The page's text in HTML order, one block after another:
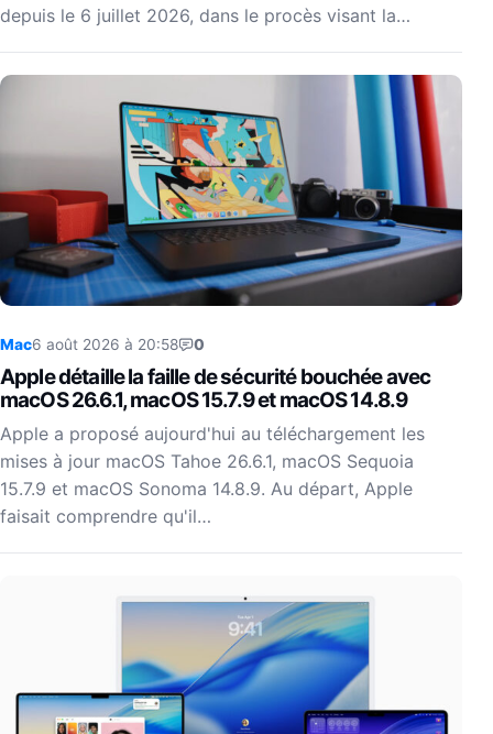
depuis le 6 juillet 2026, dans le procès visant la…
Mac6 août 2026 à 20:58 0
Apple détaille la faille de sécurité bouchée avec
macOS 26.6.1, macOS 15.7.9 et macOS 14.8.9
Apple a proposé aujourd'hui au téléchargement les
mises à jour macOS Tahoe 26.6.1, macOS Sequoia
15.7.9 et macOS Sonoma 14.8.9. Au départ, Apple
faisait comprendre qu'il…